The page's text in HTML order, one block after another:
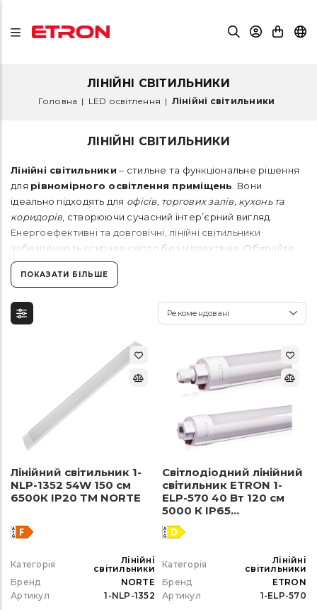
ЛІНІЙНІ СВІТИЛЬНИКИ
Головна | LED освітлення | Лінійні світильники
ЛІНІЙНІ СВІТИЛЬНИКИ
Лінійні світильники – стильне та функціональне рішення
для рівномірного освітлення приміщень . Вони
ідеально підходять для офісів, торгових залів, кухонь та
коридорів , створюючи сучасний інтер’єрний вигляд.
Енергоефективні та довговічні, лінійні світильники
забезпечують яскраве світло без мерехтіння. Обирайте
лінійне освітлення для стильного та ефективного
простору!
ПОКАЗАТИ БІЛЬШЕ
Рекомендовані
Лінійний світильник 1-
NLP-1352 54W 150 см
6500К ІР20 ТМ NORTE
Категорія
Лінійні
світильники
Бренд
NORTE
Артикул
1-NLP-1352
Світлодіодний лінійний
світильник ETRON 1-
ELP-570 40 Вт 120 см
5000 К IP65
магістральний
Категорія
Лінійні
світильники
Бренд
ETRON
Артикул
1-ELP-570